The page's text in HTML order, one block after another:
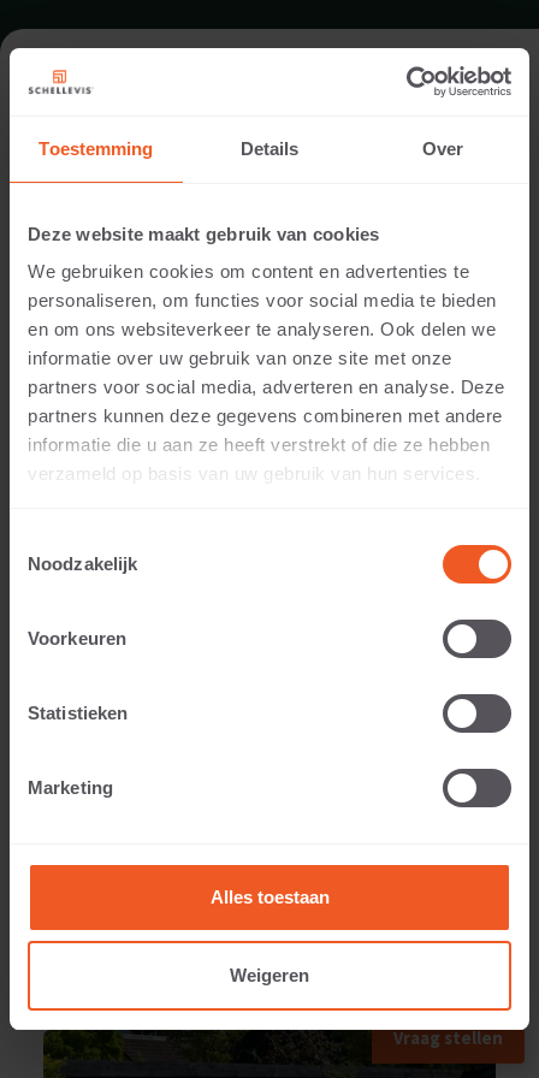
Toestemming Details Over
Deze website maakt gebruik van cookies
We gebruiken cookies om content en advertenties te
personaliseren, om functies voor social media te bieden
en om ons websiteverkeer te analyseren. Ook delen we
informatie over uw gebruik van onze site met onze
partners voor social media, adverteren en analyse. Deze
partners kunnen deze gegevens combineren met andere
informatie die u aan ze heeft verstrekt of die ze hebben
verzameld op basis van uw gebruik van hun services.
Noodzakelijk
Voorkeuren
Statistieken
Marketing
Alles toestaan
Weigeren
FORMAT - SITZELEMENT 100X60
SORTIMENT SITZELEMENTE
40 CM DICKE
520 KG
Vraag stellen